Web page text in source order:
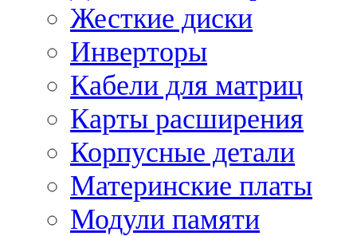
Жесткие диски
Инверторы
Кабели для матриц
Карты расширения
Корпусные детали
Материнские платы
Модули памяти